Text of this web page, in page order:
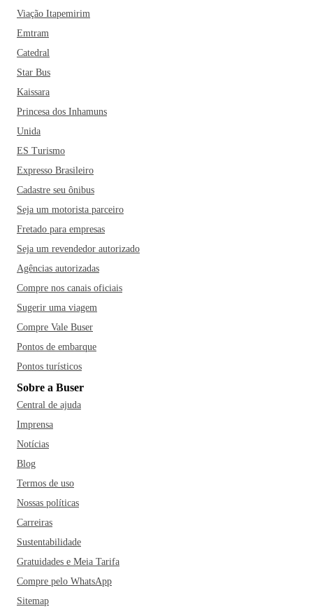
Viação Itapemirim
Emtram
Catedral
Star Bus
Kaissara
Princesa dos Inhamuns
Unida
ES Turismo
Expresso Brasileiro
Cadastre seu ônibus
Seja um motorista parceiro
Fretado para empresas
Seja um revendedor autorizado
Agências autorizadas
Compre nos canais oficiais
Sugerir uma viagem
Compre Vale Buser
Pontos de embarque
Pontos turísticos
Sobre a Buser
Central de ajuda
Imprensa
Notícias
Blog
Termos de uso
Nossas políticas
Carreiras
Sustentabilidade
Gratuidades e Meia Tarifa
Compre pelo WhatsApp
Sitemap